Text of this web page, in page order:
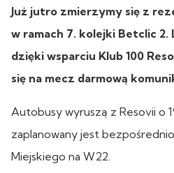
Już jutro zmierzymy się z
w ramach 7. kolejki Betclic 2.
dzięki wsparciu Klub 100
się na mecz darmową
Autobusy wyruszą z Resovii o
zaplanowany jest
Miejskiego na W22.